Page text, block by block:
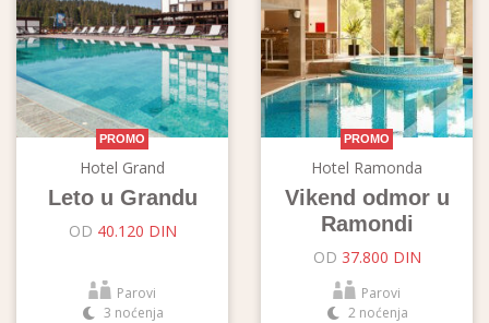
PROMO
Hotel Grand
Leto u Grandu
OD 40.120 DIN
Parovi
3 noćenja
PROMO
Hotel Ramonda
Vikend odmor u
Ramondi
OD 37.800 DIN
Parovi
2 noćenja